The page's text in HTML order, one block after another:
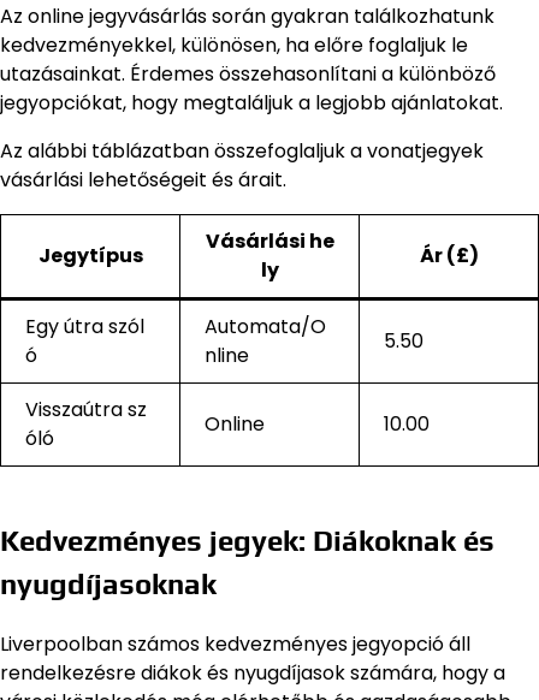
Az online jegyvásárlás során gyakran találkozhatunk
kedvezményekkel, különösen, ha előre foglaljuk le
utazásainkat. Érdemes összehasonlítani a különböző
jegyopciókat, hogy megtaláljuk a legjobb ajánlatokat.
Az alábbi táblázatban összefoglaljuk a vonatjegyek
vásárlási lehetőségeit és árait.
Jegytípus
Vásárlási he
ly
Ár (£)
Egy útra szól
ó
Automata/O
nline
5.50
Visszaútra sz
óló
Online 10.00
Kedvezményes jegyek: Diákoknak és
nyugdíjasoknak
Liverpoolban számos kedvezményes jegyopció áll
rendelkezésre diákok és nyugdíjasok számára, hogy a